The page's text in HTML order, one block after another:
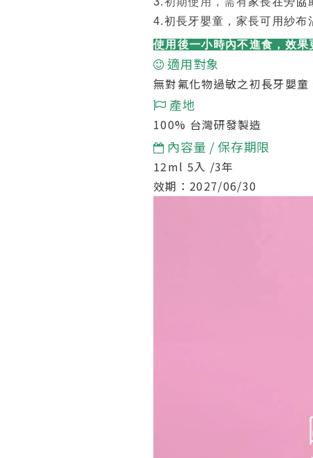
4.初長牙嬰童，家長可用紗布
使用後一小時內不進食，效果
適用對象
無對氟化物過敏之初長牙嬰
產地
100% 台灣研發製造
內容量 / 保存期限
12ml 5入 /3年
效期： 2027/06/30